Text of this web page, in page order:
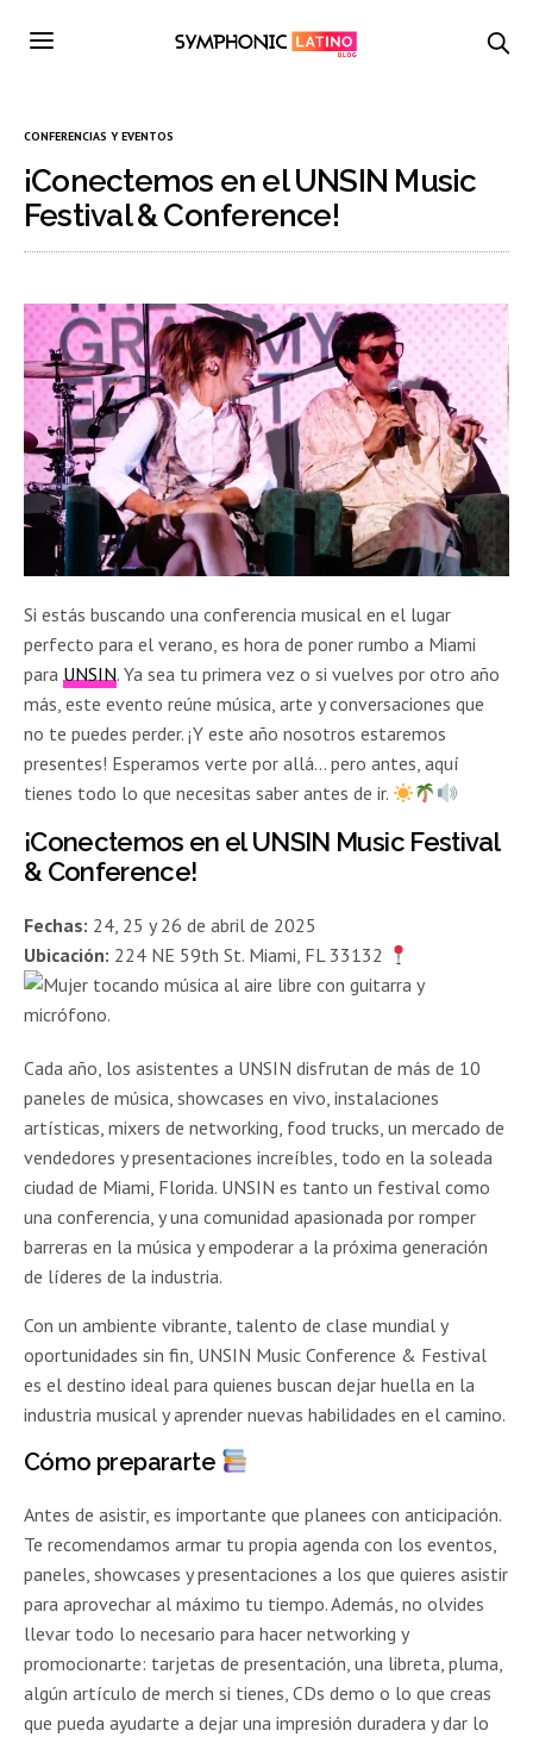
CONFERENCIAS Y EVENTOS
¡Conectemos en el UNSIN Music
Festival & Conference!
Si estás buscando una conferencia musical en el lugar
perfecto para el verano, es hora de poner rumbo a Miami
paraUNSIN. Ya sea tu primera vez o si vuelves por otro año
más, este evento reúne música, arte y conversaciones que
no te puedes perder. ¡Y este año nosotros estaremos
presentes! Esperamos verte por allá… pero antes, aquí
tienes todo lo que necesitas saber antes de ir.
¡Conectemos en el UNSIN Music Festival
& Conference!
Fechas: 24, 25 y 26 de abril de 2025
Ubicación: 224 NE 59th St. Miami, FL 33132
Cada año, los asistentes a UNSIN disfrutan de más de 10
paneles de música, showcases en vivo, instalaciones
artísticas, mixers de networking, food trucks, un mercado de
vendedores y presentaciones increíbles, todo en la soleada
ciudad de Miami, Florida. UNSIN es tanto un festival como
una conferencia, y una comunidad apasionada por romper
barreras en la música y empoderar a la próxima generación
de líderes de la industria.
Con un ambiente vibrante, talento de clase mundial y
oportunidades sin fin, UNSIN Music Conference & Festival
es el destino ideal para quienes buscan dejar huella en la
industria musical y aprender nuevas habilidades en el camino.
Cómo prepararte
Antes de asistir, es importante que planees con anticipación.
Te recomendamos armar tu propia agenda con los eventos,
paneles, showcases y presentaciones a los que quieres asistir
para aprovechar al máximo tu tiempo. Además, no olvides
llevar todo lo necesario para hacer networking y
promocionarte: tarjetas de presentación, una libreta, pluma,
algún artículo de merch si tienes, CDs demo o lo que creas
que pueda ayudarte a dejar una impresión duradera y dar lo